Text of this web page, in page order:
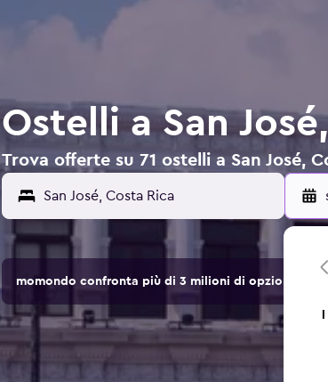
Ostelli a San
Trova offerte su 71 ostelli a San José,
San José, Costa Rica
momondo confronta più di 3 milioni di opzioni di